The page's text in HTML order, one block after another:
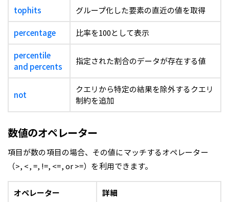
tophits
グループ化した要素の直近の値を取得
percentage
比率を100として表示
percentile
and percents
指定された割合のデータが存在する値
not
クエリから特定の結果を除外するクエリ
制約を追加
数値のオペレーター
項目が数の項目の場合、その値にマッチするオペレーター
（>, <, =, !=, <=, or >=）を利用できます。
オペレーター
詳細